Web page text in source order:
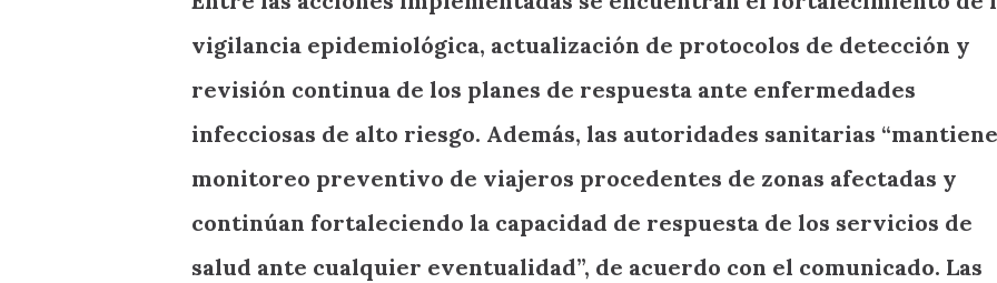
vigilancia epidemiológica, actualización de protocolos de detección y
revisión continua de los planes de respuesta ante enfermedades
infecciosas de alto riesgo. Además, las autoridades sanitarias
monitoreo preventivo de viajeros procedentes de zonas afectadas y
continúan fortaleciendo la capacidad de respuesta de los servicios de
salud ante cualquier eventualidad”, de acuerdo con el comunicado. Las